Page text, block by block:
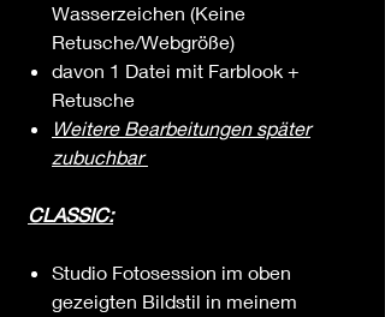
Wasserzeichen (Keine
Retusche/Webgröße)
davon 1 Datei mit Farblook +
Retusche
Weitere Bearbeitungen später
zubuchbar
CLASSIC:
Studio Fotosession im oben
gezeigten Bildstil in meinem